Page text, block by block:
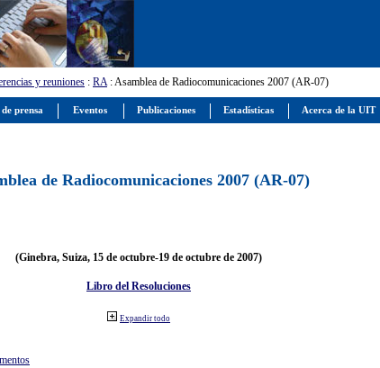
y reuniones : RA: Asamblea de Radiocomunicaciones 2007 (AR-07)
de Radiocomunicaciones 2007 (AR-07)
(Ginebra, Suiza, 15 de octubre-19 de octubre de 2007)
Libro del Resoluciones
Expandir todo
prensa Eventos Publicaciones Estadísticas Acerca de la UIT